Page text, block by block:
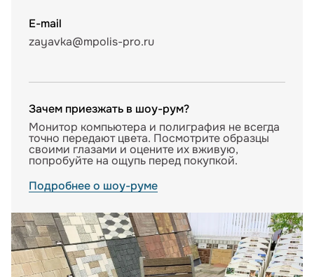
E-mail
zayavka@mpolis-pro.ru
Зачем приезжать в шоу-рум?
Монитор компьютера и полиграфия не всегда
точно передают цвета. Посмотрите образцы
своими глазами и оцените их вживую,
попробуйте на ощупь перед покупкой.
Подробнее о шоу-руме